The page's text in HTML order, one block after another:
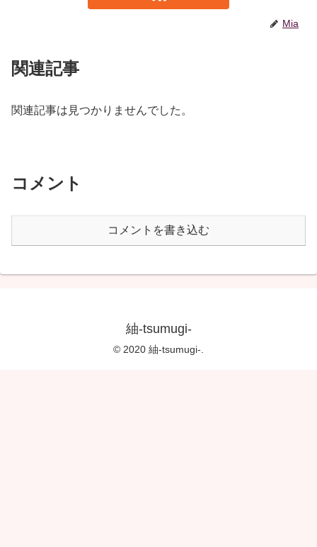
Mia
関連記事
関連記事は見つかりませんでした。
コメント
コメントを書き込む
紬-tsumugi-
© 2020 紬-tsumugi-.